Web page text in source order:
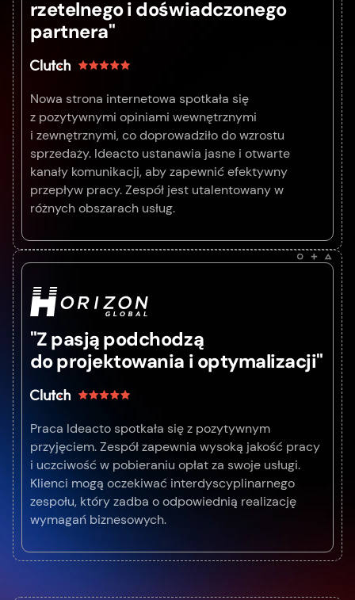
rzetelnego i doświadczonego
partnera"
Nowa strona internetowa spotkała się
z pozytywnymi opiniami wewnętrznymi
i zewnętrznymi, co doprowadziło do wzrostu
sprzedaży. Ideacto ustanawia jasne i otwarte
kanały komunikacji, aby zapewnić efektywny
przepływ pracy. Zespół jest utalentowany w
różnych obszarach usług.
"Z pasją podchodzą
do projektowania i optymalizacji"
Praca Ideacto spotkała się z pozytywnym
przyjęciem. Zespół zapewnia wysoką jakość pracy
i uczciwość w pobieraniu opłat za swoje usługi.
Klienci mogą oczekiwać interdyscyplinarnego
zespołu, który zadba o odpowiednią realizację
wymagań biznesowych.